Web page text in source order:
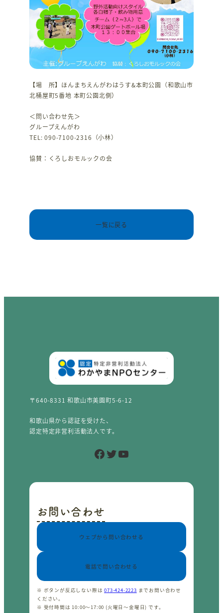
【場 所】ほんまちえんがわはうす&本町公園（和歌山市
北桶屋町5番地 本町公園北側）
＜問い合わせ先＞
グループえんがわ
TEL: 090-7100-2316（小林）
協賛：くろしおモルックの会
一覧に戻る
〒640-8331 和歌山市美園町5-6-12
和歌山県から認証を受けた、
認定特定非営利活動法人です。
Facebook Twitter YouTube
お問い合わせ
ウェブから問い合わせる
電話で問い合わせる
※ ボタンが反応しない際は073-424-2223 までお問い合わせ
ください。
※ 受付時間は 10:00〜17:00 (火曜日〜金曜日) です。